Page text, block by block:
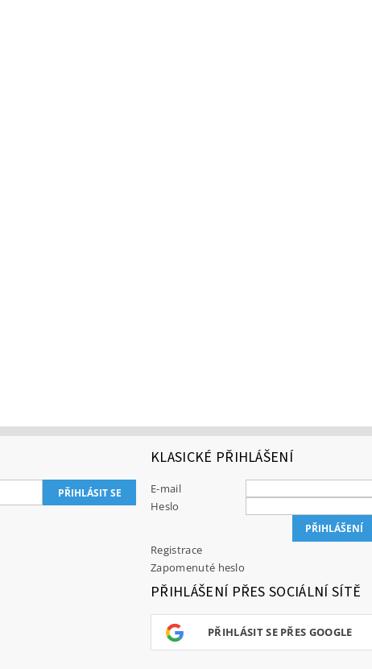
KLASICKÉ PŘIHLÁŠENÍ
E-mail
Heslo
Registrace
Zapomenuté heslo
PŘIHLÁŠENÍ PŘES SOCIÁLNÍ SÍTĚ
PŘIHLÁSIT SE PŘES GOOGLE